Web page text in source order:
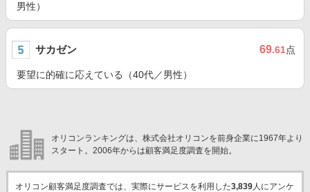
男性）
サカゼン 69.61点
要望に的確に応えている（40代／男性）
オリコンランキングは、株式会社オリコンを前身企業に1967年より
スタート。2006年からは顧客満足度調査を開始。
オリコン顧客満足度調査では、実際にサービスを利用した3,839人にアンケ